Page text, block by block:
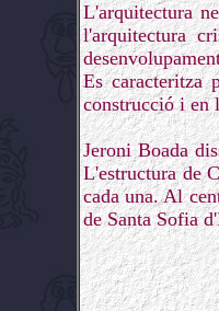
L'arquitectura
l'arquitectura
Es caracteritza
construcció i en
Jeroni Boada
L'estructura de
cada una. Al
de Santa Sofia